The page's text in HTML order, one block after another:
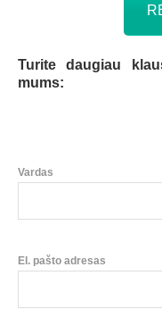
Turite daugiau
mums:
Vardas
El. pašto adresas